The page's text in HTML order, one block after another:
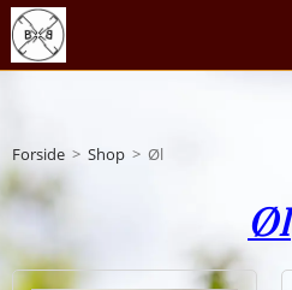
Forside > Shop > Øl
Øl